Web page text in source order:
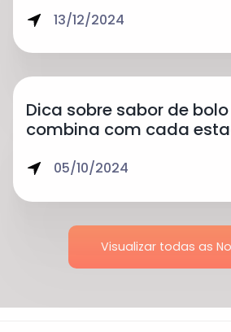
13/12/2024
Dica sobre sabor de
combina com cada
05/10/2024
Visualizar todas as